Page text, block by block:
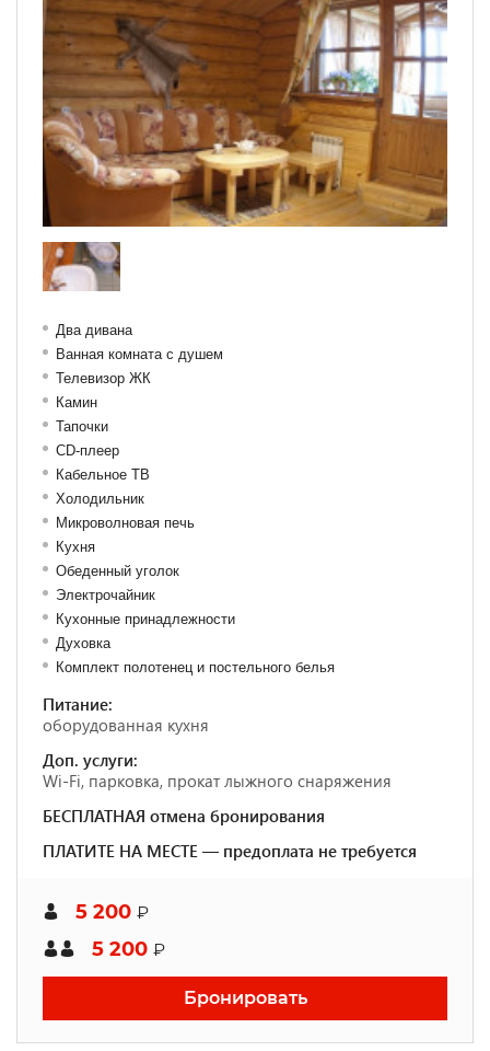
Два дивана
Ванная комната с душем
Телевизор ЖК
Камин
Тапочки
CD-плеер
Кабельное ТВ
Холодильник
Микроволновая печь
Кухня
Обеденный уголок
Электрочайник
Кухонные принадлежности
Духовка
Комплект полотенец и постельного белья
Питание:
оборудованная кухня
Доп. услуги:
Wi-Fi, парковка, прокат лыжного снаряжения
БЕСПЛАТНАЯ отмена бронирования
ПЛАТИТЕ НА МЕСТЕ — предоплата не требуется
5 200 ₽
5 200 ₽
Бронировать